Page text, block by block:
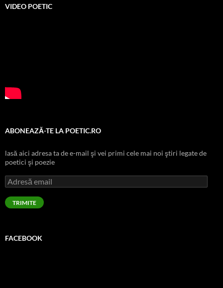
VIDEO POETIC
ABONEAZĂ-TE LA POETIC.RO
lasă aici adresa ta de e-mail şi vei primi cele mai noi ştiri legate de
poetici şi poezie
Adresă
email
TRIMITE
FACEBOOK